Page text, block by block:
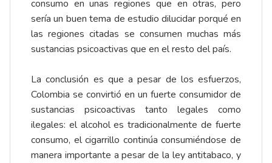
consumo en unas regiones que en otras, pero
sería un buen tema de estudio dilucidar porqué en
las regiones citadas se consumen muchas más
sustancias psicoactivas que en el resto del país.
La conclusión es que a pesar de los esfuerzos,
Colombia se convirtió en un fuerte consumidor de
sustancias psicoactivas tanto legales como
ilegales: el alcohol es tradicionalmente de fuerte
consumo, el cigarrillo continúa consumiéndose de
manera importante a pesar de la ley antitabaco, y